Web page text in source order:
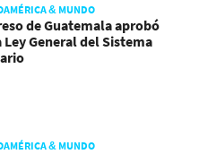
& MUNDO
de Guatemala aprobó
Ley General del Sistema
& MUNDO